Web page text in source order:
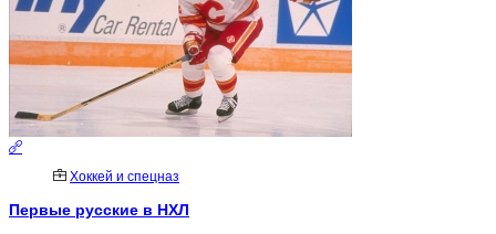
Хоккей и спецназ
Первые русские в НХЛ